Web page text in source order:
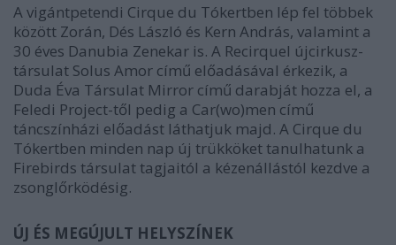
A vigántpetendi Cirque du Tókertben lép fel többek
között Zorán, Dés László és Kern András, valamint a
30 éves Danubia Zenekar is. A Recirquel újcirkusz-
társulat Solus Amor című előadásával érkezik, a
Duda Éva Társulat Mirror című darabját hozza el, a
Feledi Project-től pedig a Car(wo)men című
táncszínházi előadást láthatjuk majd. A Cirque du
Tókertben minden nap új trükköket tanulhatunk a
Firebirds társulat tagjaitól a kézenállástól kezdve a
zsonglőrködésig.
ÚJ ÉS MEGÚJULT HELYSZÍNEK